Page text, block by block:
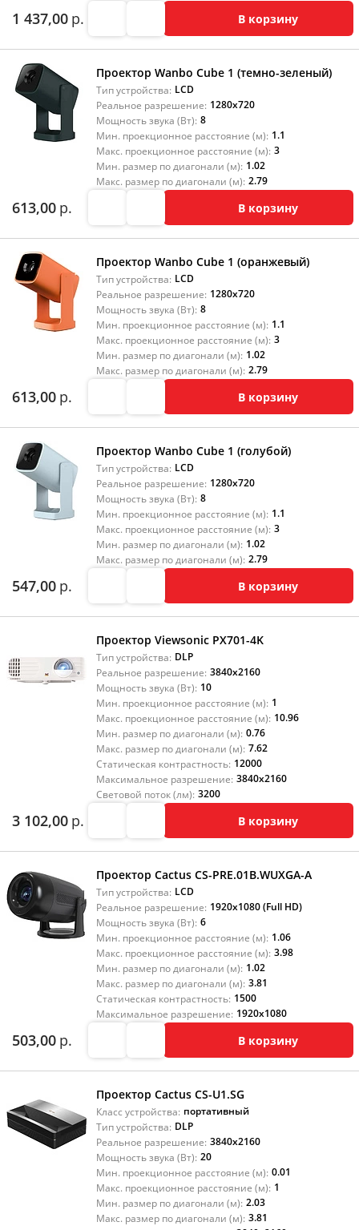
1 437,00 р. В корзину
Проектор Wanbo Cube 1 (темно-зеленый)
Тип устройства: LCD
Реальное разрешение: 1280x720
Мощность звука (Вт): 8
Мин. проекционное расстояние (м): 1.1
Макс. проекционное расстояние (м): 3
Мин. размер по диагонали (м): 1.02
Макс. размер по диагонали (м): 2.79
613,00 р. В корзину
Проектор Wanbo Cube 1 (оранжевый)
Тип устройства: LCD
Реальное разрешение: 1280x720
Мощность звука (Вт): 8
Мин. проекционное расстояние (м): 1.1
Макс. проекционное расстояние (м): 3
Мин. размер по диагонали (м): 1.02
Макс. размер по диагонали (м): 2.79
613,00 р. В корзину
Проектор Wanbo Cube 1 (голубой)
Тип устройства: LCD
Реальное разрешение: 1280x720
Мощность звука (Вт): 8
Мин. проекционное расстояние (м): 1.1
Макс. проекционное расстояние (м): 3
Мин. размер по диагонали (м): 1.02
Макс. размер по диагонали (м): 2.79
547,00 р. В корзину
Проектор Viewsonic PX701-4K
Тип устройства: DLP
Реальное разрешение: 3840x2160
Мощность звука (Вт): 10
Мин. проекционное расстояние (м): 1
Макс. проекционное расстояние (м): 10.96
Мин. размер по диагонали (м): 0.76
Макс. размер по диагонали (м): 7.62
Статическая контрастность: 12000
Максимальное разрешение: 3840x2160
Световой поток (лм): 3200
3 102,00 р. В корзину
Проектор Cactus CS-PRE.01B.WUXGA-A
Тип устройства: LCD
Реальное разрешение: 1920x1080 (Full HD)
Мощность звука (Вт): 6
Мин. проекционное расстояние (м): 1.06
Макс. проекционное расстояние (м): 3.98
Мин. размер по диагонали (м): 1.02
Макс. размер по диагонали (м): 3.81
Статическая контрастность: 1500
Максимальное разрешение: 1920x1080
503,00 р. В корзину
Проектор Cactus CS-U1.SG
Класс устройства: портативный
Тип устройства: DLP
Реальное разрешение: 3840x2160
Мощность звука (Вт): 20
Мин. проекционное расстояние (м): 0.01
Макс. проекционное расстояние (м): 1
Мин. размер по диагонали (м): 2.03
Макс. размер по диагонали (м): 3.81